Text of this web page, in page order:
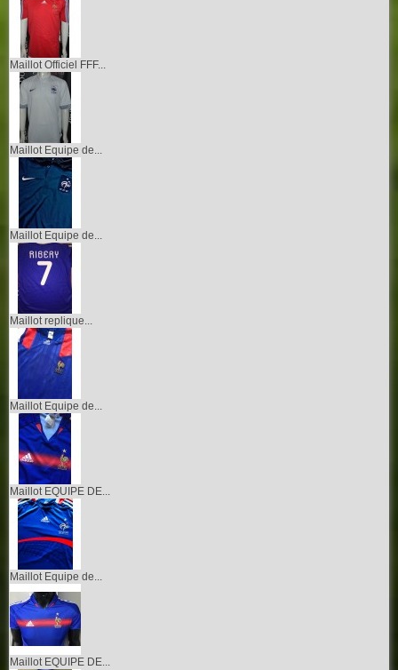
Maillot Officiel FFF...
Maillot Equipe de...
Maillot Equipe de...
Maillot replique...
Maillot Equipe de...
Maillot EQUIPE DE...
Maillot Equipe de...
Maillot EQUIPE DE...